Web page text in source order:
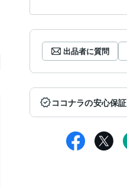
出品者に質問
ココナラの安心保証